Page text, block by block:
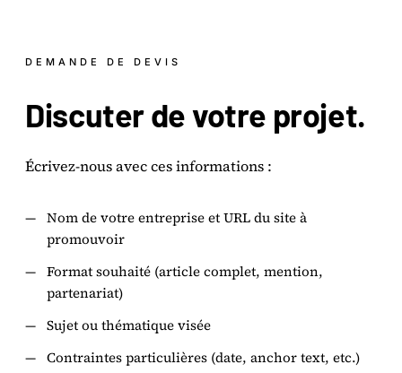
DEMANDE DE DEVIS
Discuter de votre projet.
Écrivez-nous avec ces informations :
— Nom de votre entreprise et URL du site à
promouvoir
— Format souhaité (article complet, mention,
partenariat)
— Sujet ou thématique visée
— Contraintes particulières (date, anchor text, etc.)